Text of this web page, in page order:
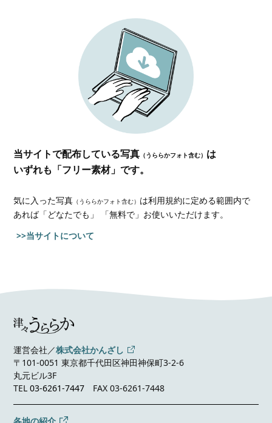
当サイトで配布している写真 （うららかフォト含む） は
いずれも「フリー素材」です。
気に入った写真 （うららかフォト含む） は利用規約に定める範囲内で
あれば「どなたでも」 「無料で」お使いいただけます。
>>当サイトについて
運営会社／株式会社かんざし
〒101-0051 東京都千代田区神田神保町3-2-6
丸元ビル3F
TEL03-6261-7447 FAX 03-6261-7448